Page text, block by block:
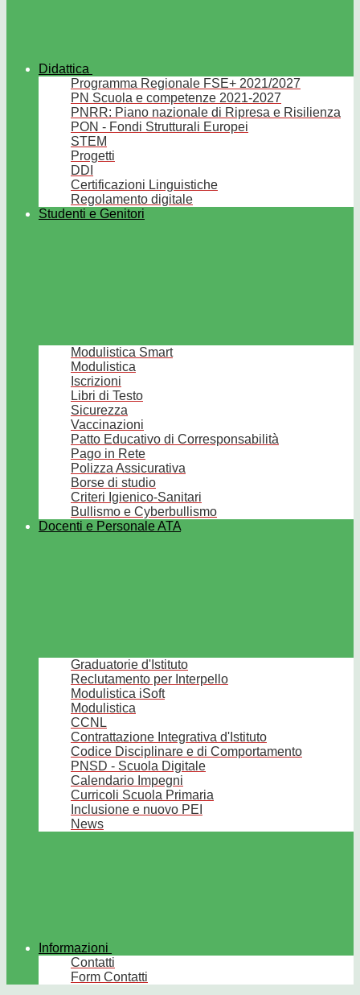
Didattica
Programma Regionale FSE+ 2021/2027
PN Scuola e competenze 2021-2027
PNRR: Piano nazionale di Ripresa e Risilienza
PON - Fondi Strutturali Europei
STEM
Progetti
DDI
Certificazioni Linguistiche
Regolamento digitale
Studenti e Genitori
Modulistica Smart
Modulistica
Iscrizioni
Libri di Testo
Sicurezza
Vaccinazioni
Patto Educativo di Corresponsabilità
Pago in Rete
Polizza Assicurativa
Borse di studio
Criteri Igienico-Sanitari
Bullismo e Cyberbullismo
Docenti e Personale ATA
Graduatorie d'Istituto
Reclutamento per Interpello
Modulistica iSoft
Modulistica
CCNL
Contrattazione Integrativa d'Istituto
Codice Disciplinare e di Comportamento
PNSD - Scuola Digitale
Calendario Impegni
Curricoli Scuola Primaria
Inclusione e nuovo PEI
News
Informazioni
Contatti
Form Contatti